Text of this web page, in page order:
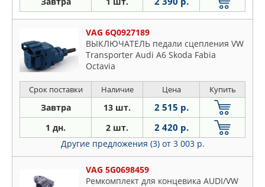
VAG 6Q0927189
ВЫКЛЮЧАТЕЛЬ педали сцепления VW
Transporter Audi A6 Skoda Fabia
Octavia
Срок поставки Наличие Цена Купить
Завтра 13 шт. 2 515 р.
1 дн. 2 шт. 2 420 р.
Другие предложения (3) от 3 003 р.
VAG 5G0698459
Ремкомплект для концевика AUDI/VW